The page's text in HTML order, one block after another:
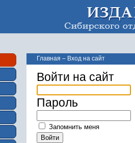
Главная – Вход на сайт
Войти на сайт
Пароль
Запомнить меня